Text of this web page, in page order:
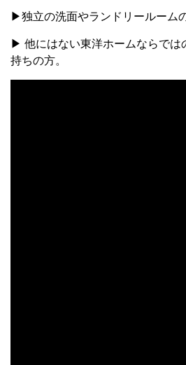
▶独立の洗面やランドリールーム
▶ 他にはない東洋ホームならでは
持ちの方。